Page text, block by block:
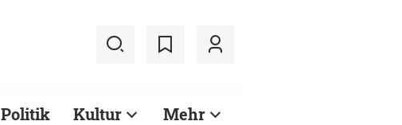
Politik Kultur Mehr